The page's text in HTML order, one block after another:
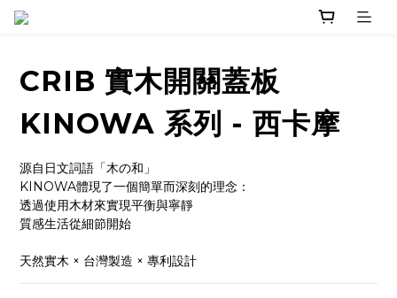
CRIB 實木開關蓋板
KINOWA 系列 - 西卡摩
源自日文詞語「木の和」
KINOWA體現了一個簡單而深刻的理念：
透過使用木材來實現平衡與寧靜
質感生活從細節開始
天然實木 × 台灣製造 × 專利設計